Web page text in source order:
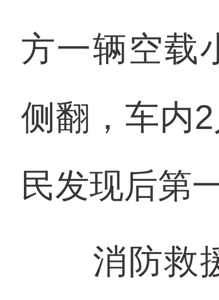
方一辆空载
侧翻，车内
民发现后第
消防救援